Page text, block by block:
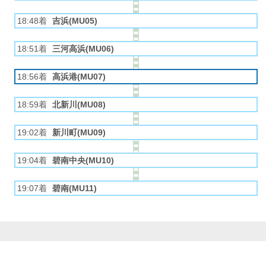
18:48着 吉浜(MU05)
18:51着 三河高浜(MU06)
18:56着 高浜港(MU07)
18:59着 北新川(MU08)
19:02着 新川町(MU09)
19:04着 碧南中央(MU10)
19:07着 碧南(MU11)